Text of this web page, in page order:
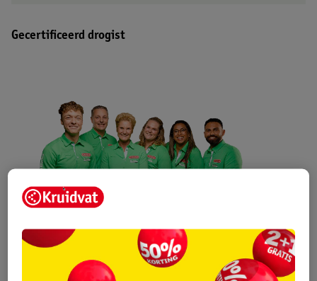
Gecertificeerd drogist
Kruidvat is een erkend specialist in